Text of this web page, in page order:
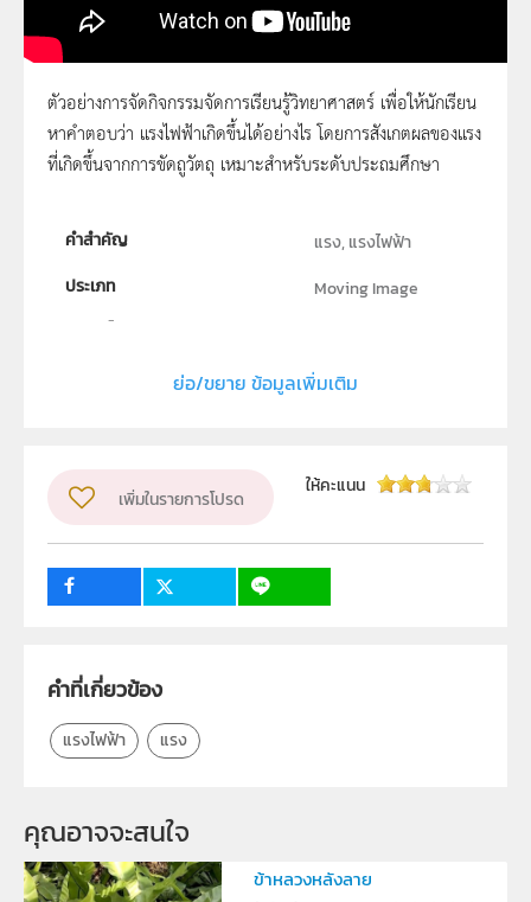
05 - แรงไฟฟ้าเกิดขึ้นได้อย่างไร
ตัวอย่างการจัดกิจกรรมจัดการเรียนรู้วิทยาศาสตร์ เพื่อให้นักเรียน
หาคำตอบว่า แรงไฟฟ้าเกิดขึ้นได้อย่างไร โดยการสังเกตผลของแรง
ที่เกิดขึ้นจากการขัดถูวัตถุ เหมาะสำหรับระดับประถมศึกษา
คำสำคัญ
แรง, แรงไฟฟ้า
ประเภท
Moving Image
วิชา
วิทยาศาสตร์ทั่วไป
กลุ่มเป้าหมาย
ครู
ย่อ/ขยาย ข้อมูลเพิ่มเติม
เพิ่มในรายการโปรด
ให้คะแนน
คำที่เกี่ยวข้อง
แรงไฟฟ้า แรง
คุณอาจจะสนใจ
ข้าหลวงหลังลาย